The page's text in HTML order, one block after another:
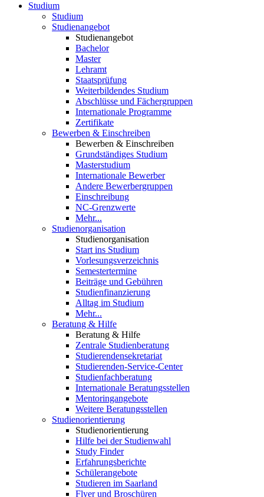
Studium
Studium
Studienangebot
Studienangebot
Bachelor
Master
Lehramt
Staatsprüfung
Weiterbildendes Studium
Abschlüsse und Fächergruppen
Internationale Programme
Zertifikate
Bewerben & Einschreiben
Bewerben & Einschreiben
Grundständiges Studium
Masterstudium
Internationale Bewerber
Andere Bewerbergruppen
Einschreibung
NC-Grenzwerte
Mehr...
Studienorganisation
Studienorganisation
Start ins Studium
Vorlesungsverzeichnis
Semestertermine
Beiträge und Gebühren
Studienfinanzierung
Alltag im Studium
Mehr...
Beratung & Hilfe
Beratung & Hilfe
Zentrale Studienberatung
Studierendensekretariat
Studierenden-Service-Center
Studienfachberatung
Internationale Beratungsstellen
Mentoringangebote
Weitere Beratungsstellen
Studienorientierung
Studienorientierung
Hilfe bei der Studienwahl
Study Finder
Erfahrungsberichte
Schülerangebote
Studieren im Saarland
Flyer und Broschüren